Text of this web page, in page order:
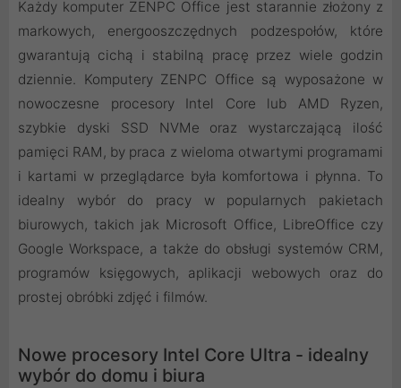
Każdy komputer ZENPC Office jest starannie złożony z
markowych, energooszczędnych podzespołów, które
gwarantują cichą i stabilną pracę przez wiele godzin
dziennie. Komputery ZENPC Office są wyposażone w
nowoczesne procesory Intel Core lub AMD Ryzen,
szybkie dyski SSD NVMe oraz wystarczającą ilość
pamięci RAM, by praca z wieloma otwartymi programami
i kartami w przeglądarce była komfortowa i płynna. To
idealny wybór do pracy w popularnych pakietach
biurowych, takich jak Microsoft Office, LibreOffice czy
Google Workspace, a także do obsługi systemów CRM,
programów księgowych, aplikacji webowych oraz do
prostej obróbki zdjęć i filmów.
Nowe procesory Intel Core Ultra - idealny
wybór do domu i biura